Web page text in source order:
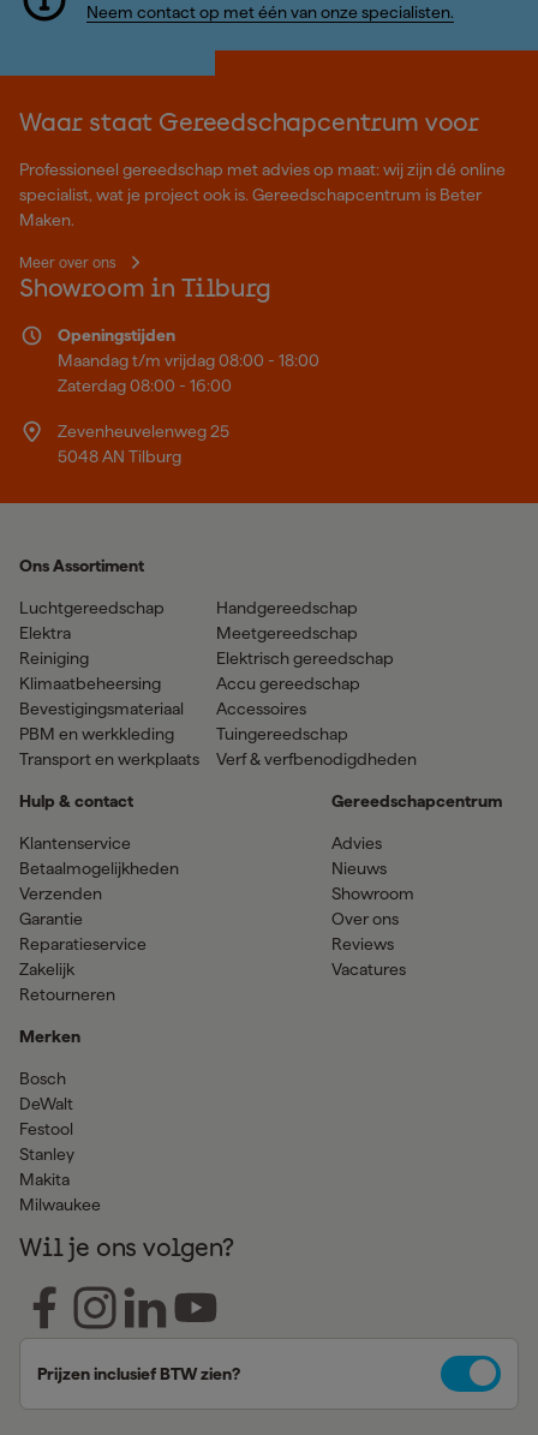
Neem contact op met één van onze specialisten.
Waar staat Gereedschapcentrum voor
Professioneel gereedschap met advies op maat: wij zijn dé online
specialist, wat je project ook is. Gereedschapcentrum is Beter
Maken.
Meer over ons
Showroom in Tilburg
Openingstijden
Maandag t/m vrijdag 08:00 - 18:00
Zaterdag 08:00 - 16:00
Zevenheuvelenweg 25
5048 AN Tilburg
Ons Assortiment
Luchtgereedschap
Elektra
Reiniging
Klimaatbeheersing
Bevestigingsmateriaal
PBM en werkkleding
Transport en werkplaats
Handgereedschap
Meetgereedschap
Elektrisch gereedschap
Accu gereedschap
Accessoires
Tuingereedschap
Verf & verfbenodigdheden
Hulp & contact
Klantenservice
Betaalmogelijkheden
Verzenden
Garantie
Reparatieservice
Zakelijk
Retourneren
Merken
Bosch
DeWalt
Festool
Stanley
Makita
Milwaukee
Gereedschapcentrum
Advies
Nieuws
Showroom
Over ons
Reviews
Vacatures
Wil je ons volgen?
Prijzen inclusief BTW zien?